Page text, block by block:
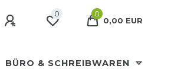
0
0
0,00 EUR
BÜRO & SCHREIBWAREN